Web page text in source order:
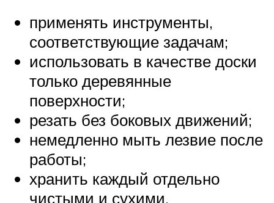
применять инструменты,
соответствующие задачам;
использовать в качестве доски
только деревянные
поверхности;
резать без боковых движений;
немедленно мыть лезвие после
работы;
хранить каждый отдельно
чистыми и сухими.